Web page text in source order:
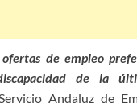
ofertas de empleo
de la
Andaluz de